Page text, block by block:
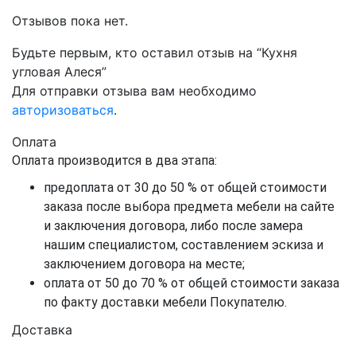
Отзывов пока нет.
Будьте первым, кто оставил отзыв на “Кухня
угловая Алеся”
Для отправки отзыва вам необходимо
авторизоваться.
Оплата
Оплата производится в два этапа:
предоплата от 30 до 50 % от общей стоимости
заказа после выбора предмета мебели на сайте
и заключения договора, либо после замера
нашим специалистом, составлением эскиза и
заключением договора на месте;
оплата от 50 до 70 % от общей стоимости заказа
по факту доставки мебели Покупателю.
Доставка